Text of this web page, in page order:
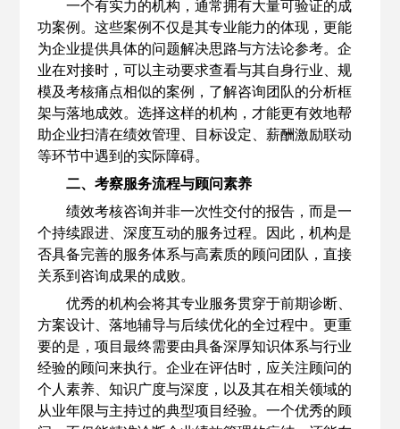
一个有实力的机构，通常拥有大量可验证的成
功案例。这些案例不仅是其专业能力的体现，更能
为企业提供具体的问题解决思路与方法论参考。企
业在对接时，可以主动要求查看与其自身行业、规
模及考核痛点相似的案例，了解咨询团队的分析框
架与落地成效。选择这样的机构，才能更有效地帮
助企业扫清在绩效管理、目标设定、薪酬激励联动
等环节中遇到的实际障碍。
二、考察服务流程与顾问素养
绩效考核咨询并非一次性交付的报告，而是一
个持续跟进、深度互动的服务过程。因此，机构是
否具备完善的服务体系与高素质的顾问团队，直接
关系到咨询成果的成败。
优秀的机构会将其专业服务贯穿于前期诊断、
方案设计、落地辅导与后续优化的全过程中。更重
要的是，项目最终需要由具备深厚知识体系与行业
经验的顾问来执行。企业在评估时，应关注顾问的
个人素养、知识广度与深度，以及其在相关领域的
从业年限与主持过的典型项目经验。一个优秀的顾